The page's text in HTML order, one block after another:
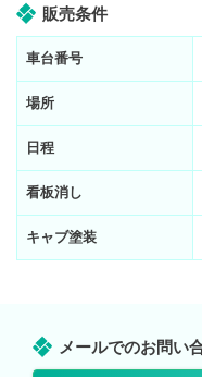
販売条件
車台番号
場所
日程
看板消し
キャブ塗装
メールでのお問い